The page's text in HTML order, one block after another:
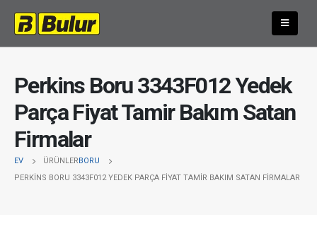
Perkins Boru 3343F012 Yedek
Parça Fiyat Tamir Bakım Satan
Firmalar
EV ÜRÜNLERBORU
PERKINS BORU 3343F012 YEDEK PARÇA FIYAT TAMIR BAKIM SATAN FIRMALAR